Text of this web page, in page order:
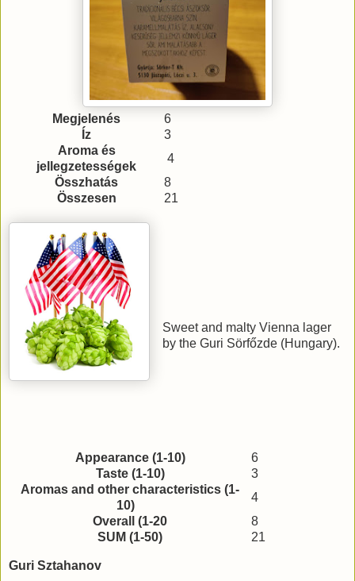
Megjelenés
6
Íz
3
Aroma és
jellegzetességek
4
Összhatás
8
Összesen
21
Sweet and malty Vienna lager
by the Guri Sörfőzde (Hungary).
Appearance (1-10)
6
Taste (1-10)
3
Aromas and other characteristics (1-
10)
4
Overall (1-20
8
SUM (1-50)
21
Guri Sztahanov